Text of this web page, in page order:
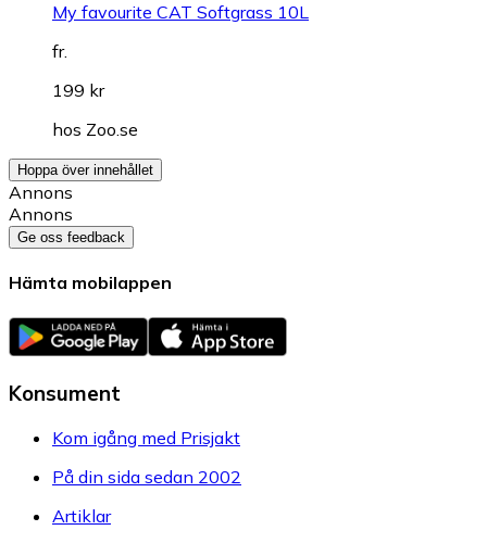
My favourite CAT Softgrass 10L
fr.
199 kr
hos Zoo.se
Hoppa över innehållet
Annons
Annons
Ge oss feedback
Hämta mobilappen
Konsument
Kom igång med Prisjakt
På din sida sedan 2002
Artiklar